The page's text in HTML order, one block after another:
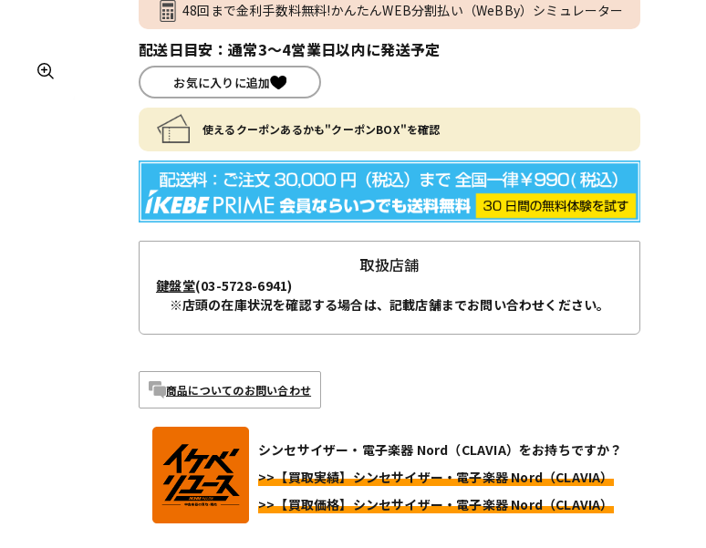
48回まで金利手数料無料!かんたんWEB分割払い（WeBBy）シミュレーター
配送日目安：通常3～4営業日以内に発送予定
お気に入りに追加
使えるクーポンあるかも"クーポンBOX"を確認
取扱店舗
鍵盤堂(03-5728-6941)
※店頭の在庫状況を確認する場合は、記載店舗までお問い合わせください。
商品についてのお問い合わせ
シンセサイザー・電子楽器 Nord（CLAVIA）をお持ちですか？
>>【買取実績】シンセサイザー・電子楽器 Nord（CLAVIA）
>>【買取価格】シンセサイザー・電子楽器 Nord（CLAVIA）